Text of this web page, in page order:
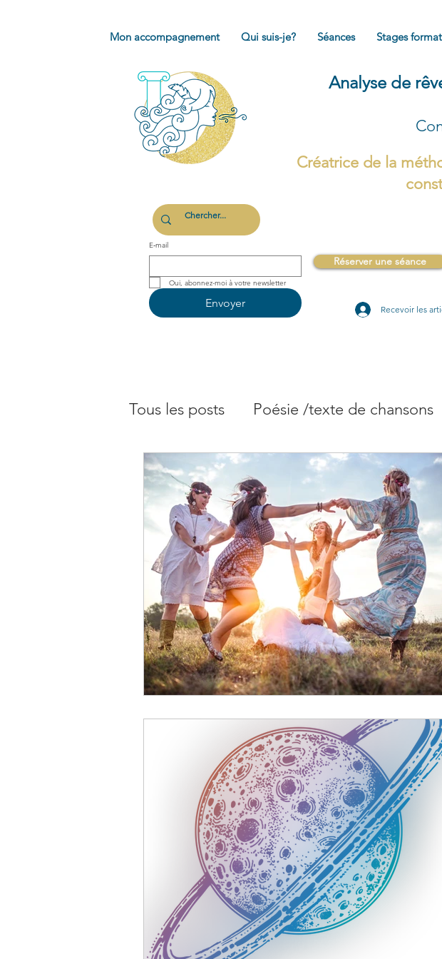
Mon accompagnement Qui suis-je? Séances Stages
Analyse de
Créatrice de la
E‑mail
Envoyer
Réserver une séance
Recevoir les
Tous les posts Poésie /texte de chansons
Blog astrologie - Archétypes
Blog astrologie - Pleine Lune